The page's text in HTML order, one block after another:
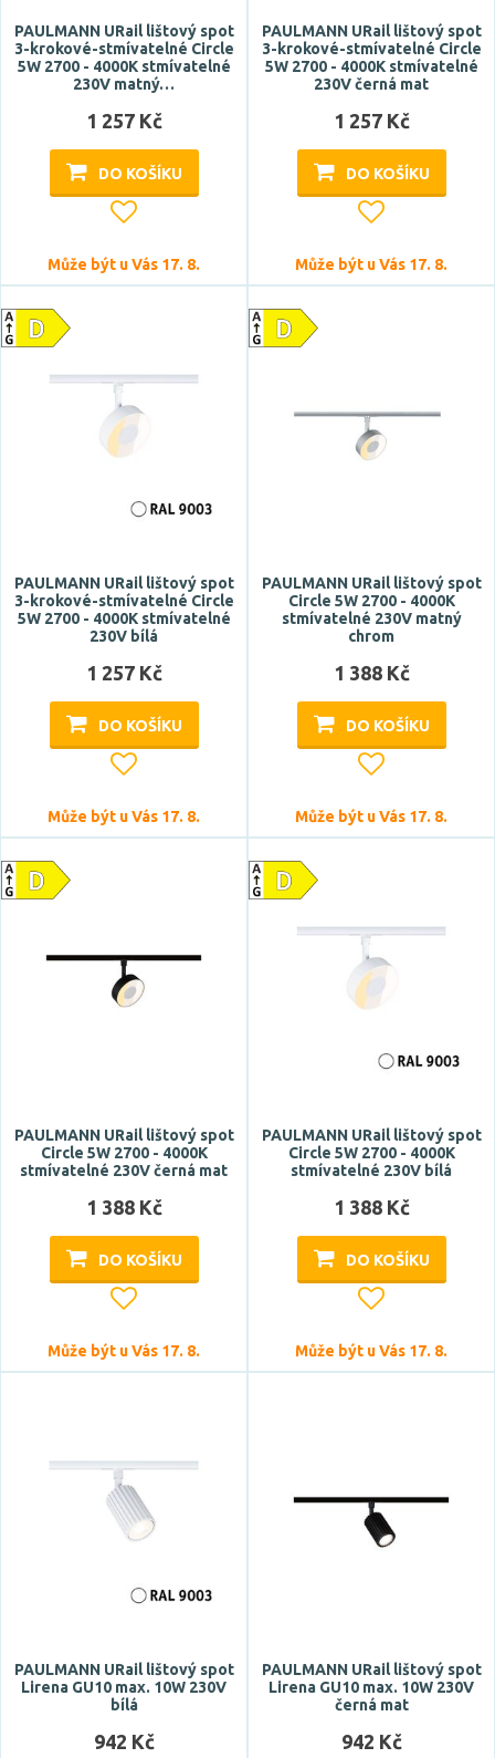
antracit
bílá
chrom
černá
dichroická
dřevo
hliník
nepřímé osvětlení
RGB
Smart
moderní
Tvar / motiv
IP20
PAULMANN URail lištový spot
3-krokové-stmívatelné Circle
5W 2700 - 4000K stmívatelné
230V matný…
1 257 Kč
DO KOŠÍKU
Může být u Vás 17. 8.
PAULMANN URail lištový spot
3-krokové-stmívatelné Circle
5W 2700 - 4000K stmívatelné
230V černá mat
1 257 Kč
DO KOŠÍKU
Může být u Vás 17. 8.
PAULMANN URail lištový spot
3-krokové-stmívatelné Circle
5W 2700 - 4000K stmívatelné
230V bílá
1 257 Kč
DO KOŠÍKU
Může být u Vás 17. 8.
PAULMANN URail lištový spot
Circle 5W 2700 - 4000K
stmívatelné 230V matný
chrom
1 388 Kč
DO KOŠÍKU
Může být u Vás 17. 8.
PAULMANN URail lištový spot
Circle 5W 2700 - 4000K
stmívatelné 230V černá mat
1 388 Kč
DO KOŠÍKU
Může být u Vás 17. 8.
PAULMANN URail lištový spot
Circle 5W 2700 - 4000K
stmívatelné 230V bílá
1 388 Kč
DO KOŠÍKU
Může být u Vás 17. 8.
PAULMANN URail lištový spot
Lirena GU10 max. 10W 230V
bílá
942 Kč
PAULMANN URail lištový spot
Lirena GU10 max. 10W 230V
černá mat
942 Kč